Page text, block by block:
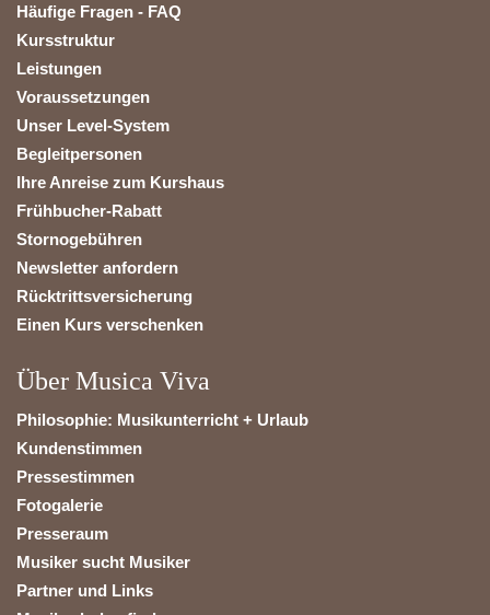
Häufige Fragen - FAQ
Kursstruktur
Leistungen
Voraussetzungen
Unser Level-System
Begleitpersonen
Ihre Anreise zum Kurshaus
Frühbucher-Rabatt
Stornogebühren
Newsletter anfordern
Rücktrittsversicherung
Einen Kurs verschenken
Über Musica Viva
Philosophie: Musikunterricht + Urlaub
Kundenstimmen
Pressestimmen
Fotogalerie
Presseraum
Musiker sucht Musiker
Partner und Links